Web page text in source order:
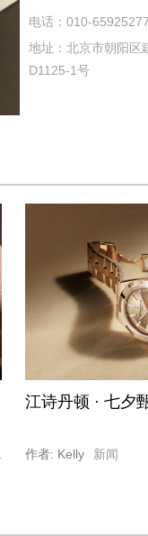
电话：010-65925277
地址：北京市朝阳区
D1125-1号
江诗丹顿 · 七夕
作者: Kelly 新闻